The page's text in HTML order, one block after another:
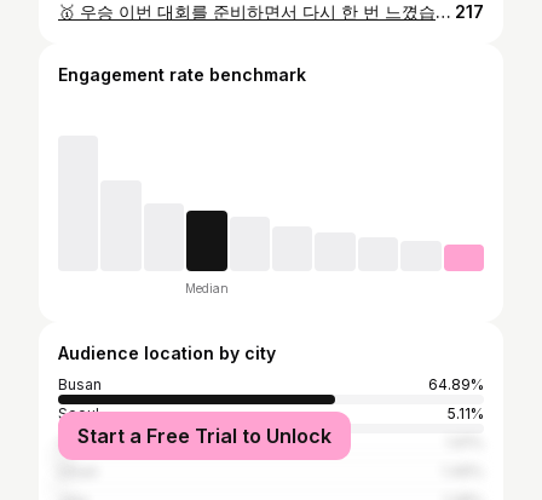
🥇 우승 이번 대회를 준비하면서 다시 한 번 느꼈습니다. 결과는 혼자 만드는 것이 아니라 함께 만드는 것이라는 걸. 배드민턴장과 경기장에서 끝까지 지도해주신 @jump_jeongwon @go_k.b 최정원/고경보 코치님 너무 감사드리고 끝까지 믿고 뛰어준 파트너 @team_arion_ 준현이와 @hyunah_94 현아누나에게 가장 큰 고마움을 전합니다🙏 그리고 경기장에 와서 멋진사진 남겨준 @zenith_flux.ho 및 응원해주신 분들, 연락으로 힘을 보태주신 모든 분들께 진심으로 감사드립니다. 에이치스포츠센터 대표로서, 또 선수로서 앞으로도 더 좋은 모습 보여드릴 수 있도록 계속 노력하겠습니다. 이번 우승에 만족하지 않고 더 높은 목표를 향해 나아가겠습니다. 함께해 주신 모든 분들, 감사합니다. 🏸🏆 217
Engagement rate benchmark
Median
Audience location by city
Busan
64.89%
Seoul
5.11%
Changwon
Start a Free Trial to Unlock